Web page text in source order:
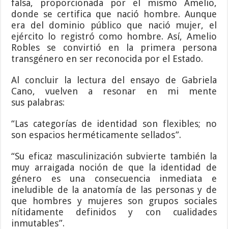
falsa, proporcionada por el mismo Amelio,
donde se certifica que nació hombre. Aunque
era del dominio público que nació mujer, el
ejército lo registró como hombre. Así, Amelio
Robles se convirtió en la primera persona
transgénero en ser reconocida por el Estado.
Al concluir la lectura del ensayo de Gabriela
Cano, vuelven a resonar en mi mente
sus palabras:
“Las categorías de identidad son flexibles; no
son espacios herméticamente sellados”.
“Su eficaz masculinización subvierte también la
muy arraigada noción de que la identidad de
género es una consecuencia inmediata e
ineludible de la anatomía de las personas y de
que hombres y mujeres son grupos sociales
nítidamente definidos y con cualidades
inmutables”.